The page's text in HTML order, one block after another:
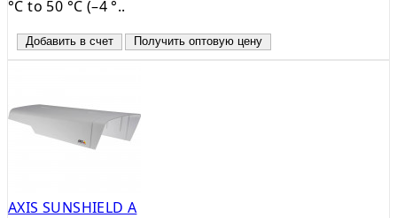
°C to 50 °C (–4 °..
Добавить в счет Получить оптовую цену
AXIS SUNSHIELD A